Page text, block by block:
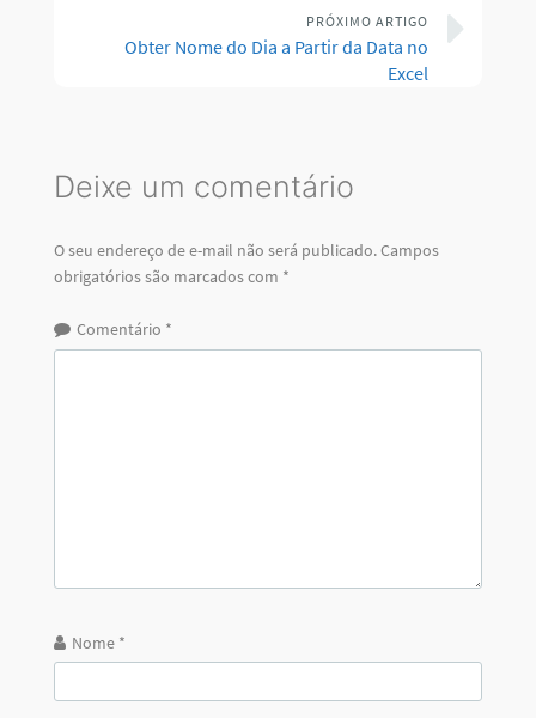
PRÓXIMO ARTIGO
Obter Nome do Dia a Partir da Data no
Excel
Deixe um comentário
O seu endereço de e-mail não será publicado.Campos
obrigatórios são marcados com *
Comentário *
Nome *